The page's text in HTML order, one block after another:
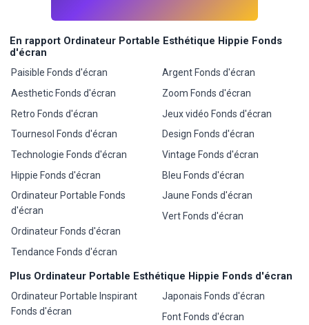
En rapport Ordinateur Portable Esthétique Hippie Fonds
d'écran
Paisible Fonds d'écran
Aesthetic Fonds d'écran
Retro Fonds d'écran
Tournesol Fonds d'écran
Technologie Fonds d'écran
Hippie Fonds d'écran
Ordinateur Portable Fonds
d'écran
Ordinateur Fonds d'écran
Tendance Fonds d'écran
Argent Fonds d'écran
Zoom Fonds d'écran
Jeux vidéo Fonds d'écran
Design Fonds d'écran
Vintage Fonds d'écran
Bleu Fonds d'écran
Jaune Fonds d'écran
Vert Fonds d'écran
Plus Ordinateur Portable Esthétique Hippie Fonds d'écran
Ordinateur Portable Inspirant
Fonds d'écran
Japonais Fonds d'écran
Font Fonds d'écran